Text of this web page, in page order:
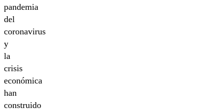
pandemia
del
coronavirus
y
la
crisis
económica
han
construido